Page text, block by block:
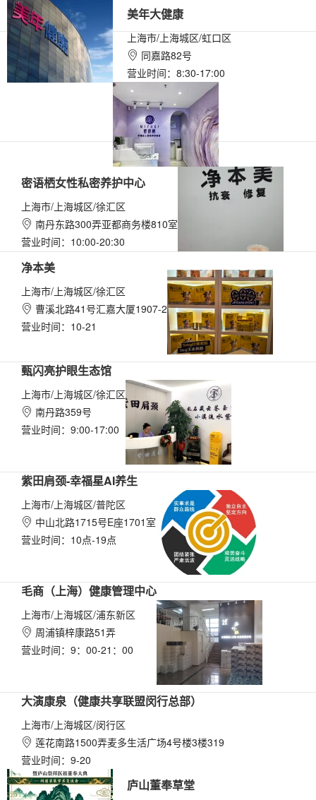
美年大健康
上海市/上海城区/虹口区
 同嘉路82号
营业时间：8:30-17:00
密语栖女性私密养护中心
上海市/上海城区/徐汇区
 南丹东路300弄亚都商务楼810室
营业时间：10:00-20:30
净本美
上海市/上海城区/徐汇区
 曹溪北路41号汇嘉大厦1907-2
营业时间：10-21
甄闪亮护眼生态馆
上海市/上海城区/徐汇区
 南丹路359号
营业时间：9:00-17:00
紫田肩颈-幸福星AI养生
上海市/上海城区/普陀区
 中山北路1715号E座1701室
营业时间：10点-19点
毛商（上海）健康管理中心
上海市/上海城区/浦东新区
 周浦镇梓康路51弄
营业时间：9：00-21：00
大演康泉（健康共享联盟闵行总部）
上海市/上海城区/闵行区
 莲花南路1500弄麦多生活广场4号楼3楼319
营业时间：9-20
庐山董奉草堂